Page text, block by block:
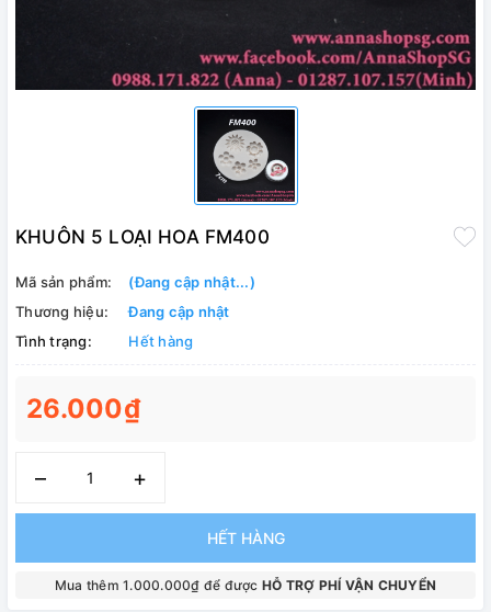
KHUÔN 5 LOẠI HOA FM400
Mã sản phẩm:
(Đang cập nhật...)
Thương hiệu:
Đang cập nhật
Tình trạng:
Hết hàng
26.000₫
– +
HẾT HÀNG
Mua thêm 1.000.000₫ để được HỖ TRỢ PHÍ VẬN CHUYỂN